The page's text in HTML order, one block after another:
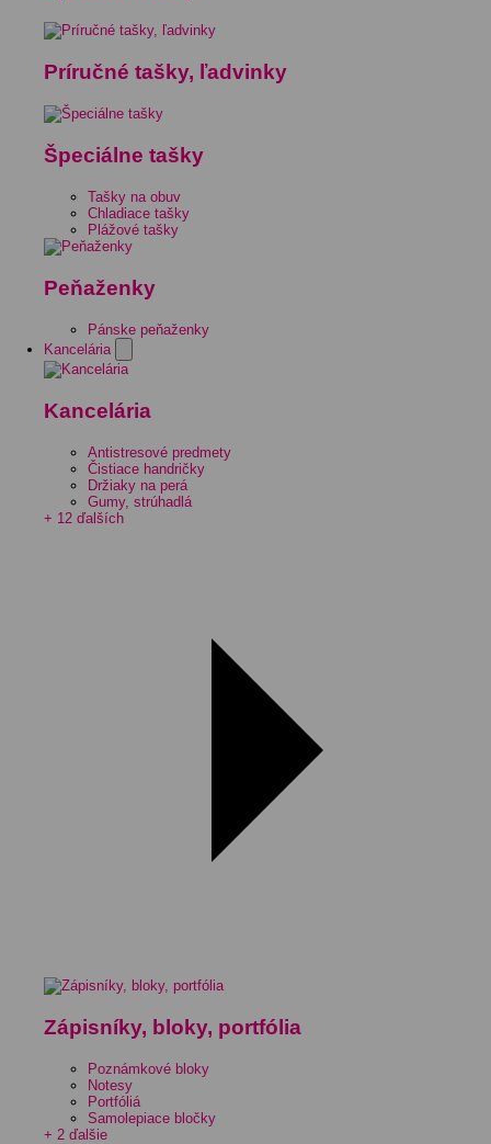
Príručné tašky, ľadvinky
Špeciálne tašky
Tašky na obuv
Chladiace tašky
Plážové tašky
Peňaženky
Pánske peňaženky
Kancelária
Kancelária
Antistresové predmety
Čistiace handričky
Držiaky na perá
Gumy, strúhadlá
+ 12 ďalších
Zápisníky, bloky, portfólia
Poznámkové bloky
Notesy
Portfóliá
Samolepiace bločky
+ 2 ďalšie